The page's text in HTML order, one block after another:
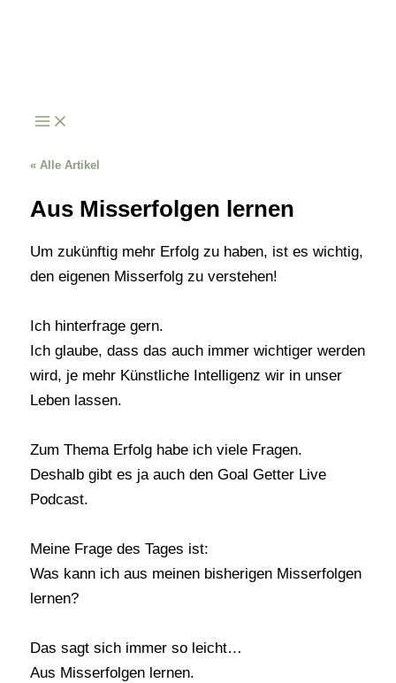
« Alle Artikel
Aus Misserfolgen lernen
Um zukünftig mehr Erfolg zu haben, ist es wichtig,
den eigenen Misserfolg zu verstehen!
Ich hinterfrage gern.
Ich glaube, dass das auch immer wichtiger werden
wird, je mehr Künstliche Intelligenz wir in unser
Leben lassen.
Zum Thema Erfolg habe ich viele Fragen.
Deshalb gibt es ja auch den Goal Getter Live
Podcast.
Meine Frage des Tages ist:
Was kann ich aus meinen bisherigen Misserfolgen
lernen?
Das sagt sich immer so leicht…
Aus Misserfolgen lernen.